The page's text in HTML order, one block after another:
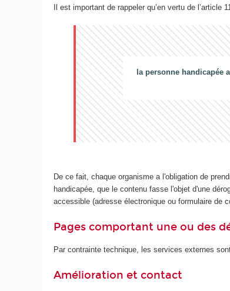
Il est important de rappeler qu’en vertu de l’article
la personne handicapée
De ce fait, chaque organisme a l'obligation de
handicapée, que le contenu fasse l'objet d'une
accessible (adresse électronique ou formulaire de
Pages comportant une ou des
Par contrainte technique, les services externes
Amélioration et contact